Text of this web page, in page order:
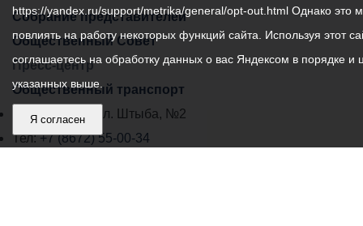
Собрание представителей
Общественный Совет
Пресс-центр
Общественный транспорт
Владикавказ, пл. Штыба, №2
Тел:+7 (8672) 55-00-34
https://yandex.ru/support/metrika/general/opt-out.html Однако это
повлиять на работу некоторых функций сайта. Используя этот
соглашаетесь на обработку данных о вас Яндексом в порядке и
указанных выше.
Я согласен